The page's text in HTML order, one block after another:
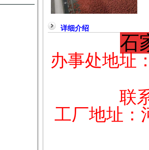
详细介绍
石
办事处地址
联
工厂地址：